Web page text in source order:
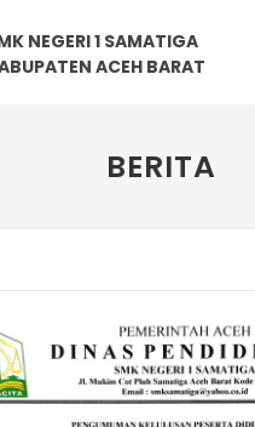
NEGERI 1 SAMATIGA
ACEH BARAT
BERITA